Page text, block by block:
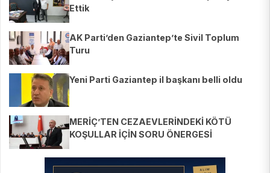
Ettik
AK Parti’den Gaziantep’te Sivil Toplum
Turu
Yeni Parti Gaziantep il başkanı belli oldu
MERİÇ’TEN CEZAEVLERİNDEKİ KÖTÜ
KOŞULLAR İÇİN SORU ÖNERGESİ